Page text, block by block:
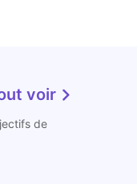
voir
de